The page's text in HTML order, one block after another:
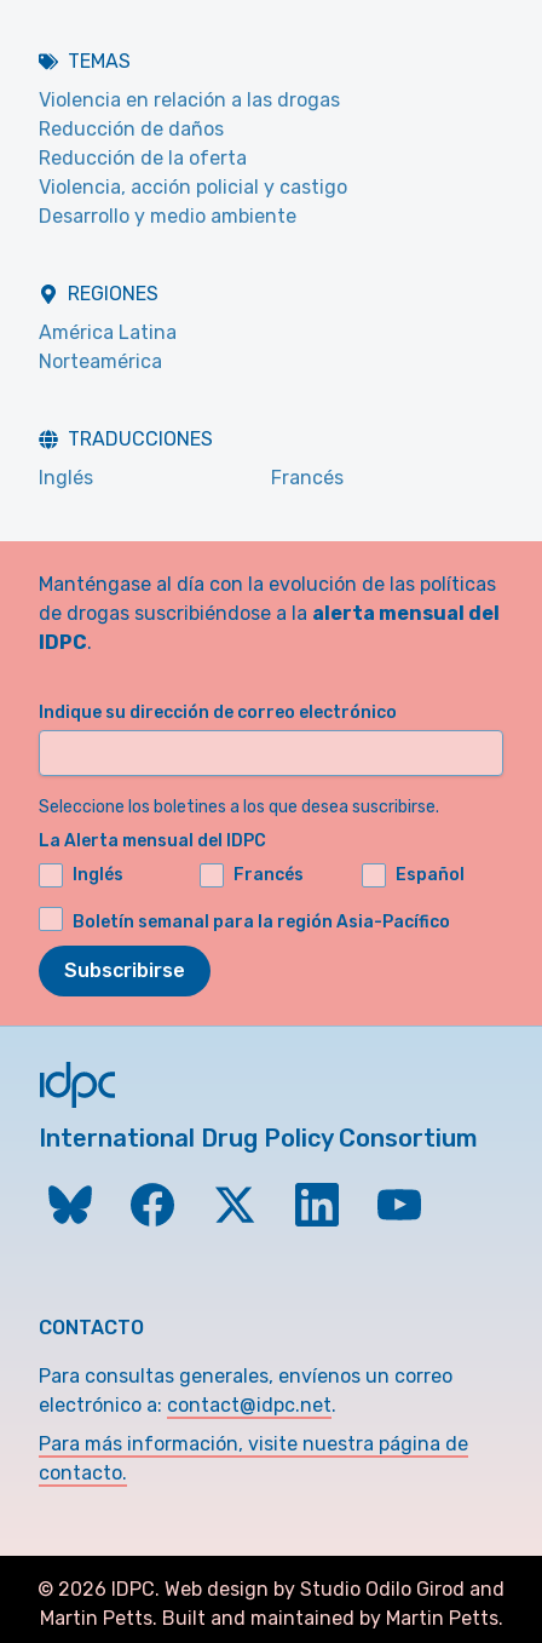
TEMAS
Violencia en relación a las drogas
Reducción de daños
Reducción de la oferta
Violencia, acción policial y castigo
Desarrollo y medio ambiente
REGIONES
América Latina
Norteamérica
TRADUCCIONES
Inglés
Francés
Manténgase al día con la evolución de las políticas
de drogas suscribiéndose a la alerta mensual del
IDPC.
Indique su dirección de correo electrónico
Seleccione los boletines a los que desea suscribirse.
La Alerta mensual del IDPC
Inglés
Francés Español
Boletín semanal para la región Asia-Pacífico
Subscribirse
International Drug Policy Consortium
CONTACTO
Para consultas generales, envíenos un correo
electrónico a: contact@idpc.net.
Para más información, visite nuestra página de
contacto.
© 2026 IDPC. Web design by Studio Odilo Girod and
Martin Petts. Built and maintained by Martin Petts.